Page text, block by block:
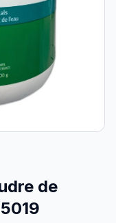
de